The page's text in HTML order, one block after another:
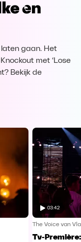
Download
en
laten gaan. Het
met ‘Lose
Bekijk de
03:42
The Voice van
Tv-